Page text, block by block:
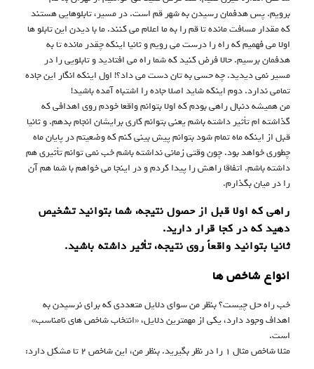
برویم. پس هدفمان رسیدن به شهر قم است. در مسیر، تابلوهایی هستند
که مقدار مسافت مانده تا قم را به ما اعلام می کنند. ما با دیدن این تابلو ها
اولا می فهمیم که راه را درست می رویم و ثانیا اینکه چقدر مانده تا به
هدفمان برسیم. حالا فرض کنید که شما راه می افتادید و تابلویی را در
مسیر نمی دیدید. چه حسی به تان دست می داد؟! اول اینکه انگار این جاده
تمامی ندارد. دوم اینکه شاید اصلا جاده را اشتباه آمده باشید!
من همیشه دنبال راهی بودم که اولا بتوانم واقعا خودم روی اهدافی که
گذاشته ام تأثیر داشته باشم یعنی بتوانم کاری برایشان انجام بدهم. و ثانیا
قبل از اینکه ماه تمام شود بتوانم پیش بینی کنم که وضعیتم در پایان ماه
چطوری خواهد بود. چون وقتی زمانی نداشته باشم خب نمی توانم تأثیری هم
داشته باشم. اتفاقا راهش را پیدا کردم و در اینجا می خواهم با شما هم آن
را در میان بگذارم.
راهی که اولا قبل از حصول نتیجه، شما بتوانید تشخیص
دهید که در کجا قرار دارید.
ثانیا بتوانید واقعاً روی نتیجه، تأثیر داشته باشید.
انواع شاخص ها
خب راه حل چیست؟ بنظر من سوای دلایل متعددی که برای نرسیدن به
اهداف وجود دارد، یکی از مهمترین دلایل، «انتخاب شاخص های نامناسب»
است.
مثلا شاخص مثال ۱ را در نظر بگیرید. بنظر من، این شاخص ۲ تا مشکل دارد: